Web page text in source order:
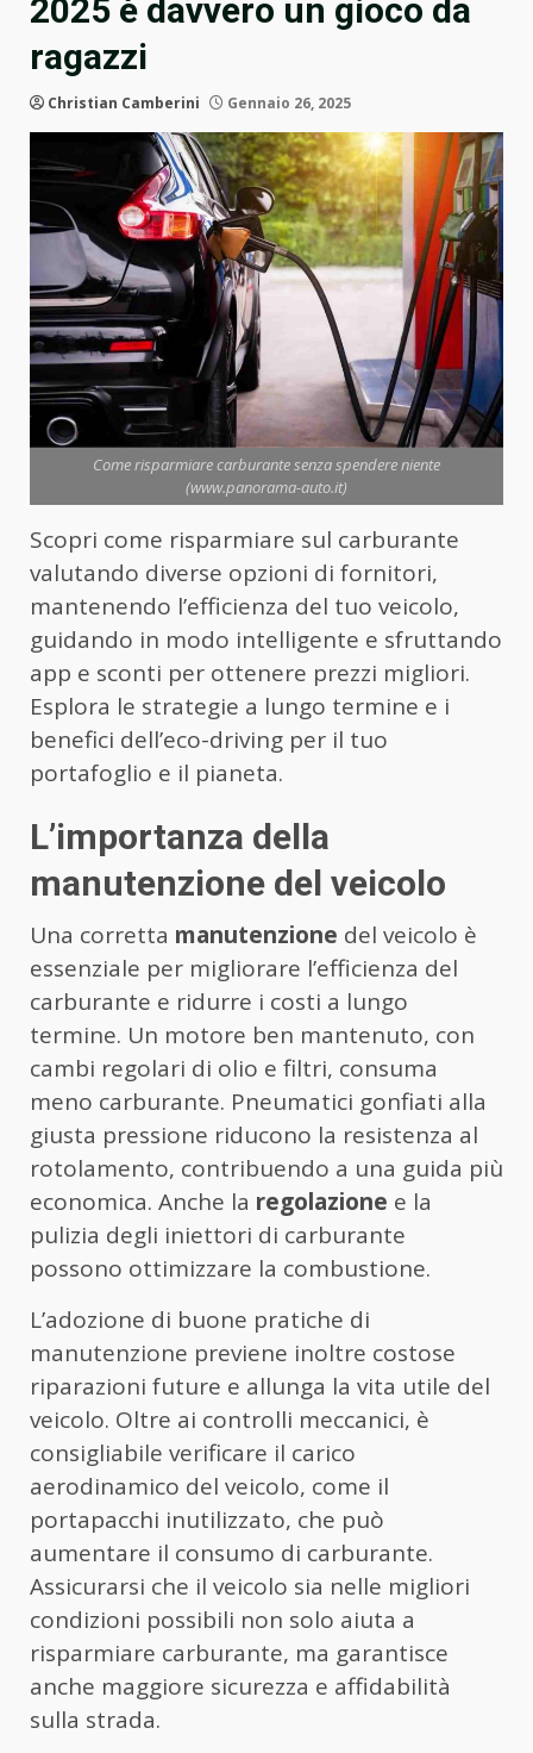
2025 è davvero un gioco da
ragazzi
Christian Camberini Gennaio 26, 2025
Come risparmiare carburante senza spendere niente
(www.panorama-auto.it)
Scopri come risparmiare sul carburante
valutando diverse opzioni di fornitori,
mantenendo l’efficienza del tuo veicolo,
guidando in modo intelligente e sfruttando
app e sconti per ottenere prezzi migliori.
Esplora le strategie a lungo termine e i
benefici dell’eco-driving per il tuo
portafoglio e il pianeta.
L’importanza della
manutenzione del veicolo
Una corretta manutenzione del veicolo è
essenziale per migliorare l’efficienza del
carburante e ridurre i costi a lungo
termine. Un motore ben mantenuto, con
cambi regolari di olio e filtri, consuma
meno carburante. Pneumatici gonfiati alla
giusta pressione riducono la resistenza al
rotolamento, contribuendo a una guida più
economica. Anche la regolazione e la
pulizia degli iniettori di carburante
possono ottimizzare la combustione.
L’adozione di buone pratiche di
manutenzione previene inoltre costose
riparazioni future e allunga la vita utile del
veicolo. Oltre ai controlli meccanici, è
consigliabile verificare il carico
aerodinamico del veicolo, come il
portapacchi inutilizzato, che può
aumentare il consumo di carburante.
Assicurarsi che il veicolo sia nelle migliori
condizioni possibili non solo aiuta a
risparmiare carburante, ma garantisce
anche maggiore sicurezza e affidabilità
sulla strada.